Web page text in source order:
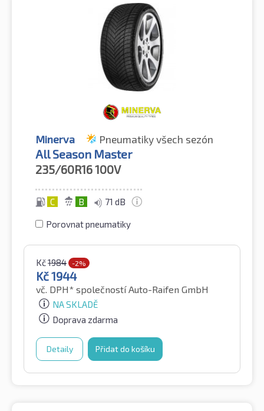
Minerva Pneumatiky všech sezón
All Season Master
235/60R16100V
C B 71 dB
Porovnat pneumatiky
Kč1984 -2%
Kč1944
vč. DPH* společností Auto-Raifen GmbH
NA SKLADĚ
Doprava zdarma
Detaily Přidat do košíku